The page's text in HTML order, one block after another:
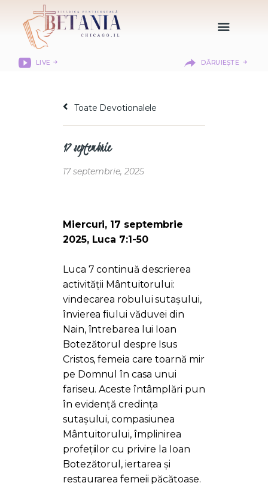
LIVE DĂRUIEȘTE
DESPRE NOI
CITIREA BIBLIEI
MISIUNEA BETANIA
LOGIN MEMBER
PORTAL
Toate Devotionalele
17 septembrie
17 septembrie, 2025
Miercuri, 17 septembrie
2025, Luca 7:1-50
Luca 7 continuă descrierea
activității Mântuitorului:
vindecarea robului sutașului,
învierea fiului văduvei din
Nain, întrebarea lui Ioan
Botezătorul despre Isus
Cristos, femeia care toarnă mir
pe Domnul în casa unui
fariseu. Aceste întâmplări pun
în evidență credința
sutașului, compasiunea
Mântuitorului, împlinirea
profețiilor cu privire la Ioan
Botezătorul, iertarea și
restaurarea femeii păcătoase.